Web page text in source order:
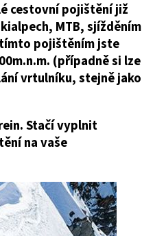
cestovní pojištění již
MTB, sjížděním
pojištěním jste
(případně si lze
vrtulníku, stejně jako
Stačí vyplnit
na vaše